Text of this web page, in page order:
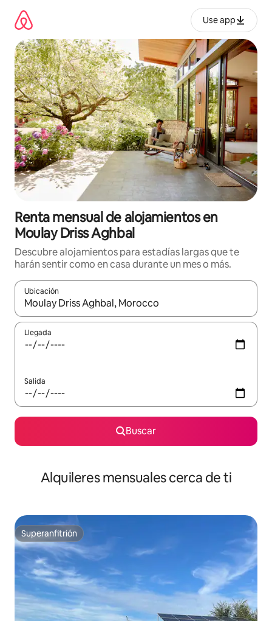
contenido
Use app
Renta mensual de alojamientos en
Moulay Driss Aghbal
Descubre alojamientos para estadías largas que te
harán sentir como en casa durante un mes o más.
Ubicación
Cuando los resultados estén disponibles, navega con las
Llegada
Salida
Buscar
Alquileres mensuales cerca de ti
Superanfitrión
Superanfitrión